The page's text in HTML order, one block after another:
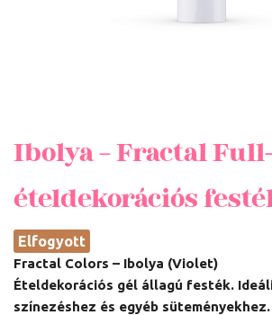
Ibolya – Fractal
ételdekorációs
Elfogyott
Fractal Colors – Ibolya (Violet)
Ételdekorációs gél állagú festék.
színezéshez és egyéb süteményekhez.